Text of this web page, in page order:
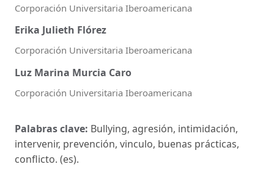
Corporación Universitaria Iberoamericana
Erika Julieth Flórez
Corporación Universitaria Iberoamericana
Luz Marina Murcia Caro
Corporación Universitaria Iberoamericana
Palabras clave: Bullying, agresión, intimidación,
intervenir, prevención, vinculo, buenas prácticas,
conflicto. (es).